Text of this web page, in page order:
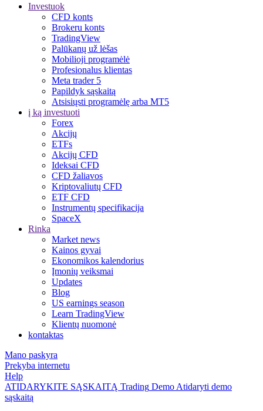
Investuok
CFD konts
Brokeru konts
TradingView
Palūkanų už lėšas
Mobilioji programėlė
Profesionalus klientas
Meta trader 5
Papildyk sąskaitą
Atsisiųsti programėlę arba MT5
į ką investuoti
Forex
Akcijų
ETFs
Akcijų CFD
Ideksai CFD
CFD žaliavos
Kriptovaliutų CFD
ETF CFD
Instrumentų specifikacija
SpaceX
Rinka
Market news
Kainos gyvai
Ekonomikos kalendorius
Įmonių veiksmai
Updates
Blog
US earnings season
Learn TradingView
Klientų nuomonė
kontaktas
Mano paskyra
Prekyba internetu
Help
ATIDARYKITE SĄSKAITĄ Trading Demo Atidaryti demo
sąskaitą